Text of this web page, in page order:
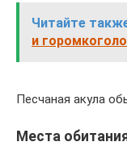
Читайте
и
Песчаная акула
Места